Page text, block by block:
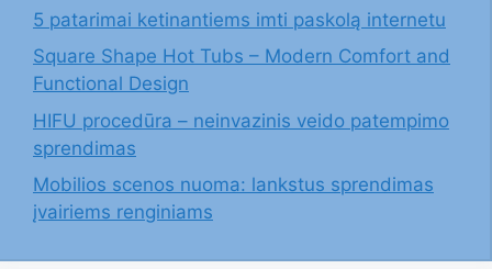
5 patarimai ketinantiems imti paskolą internetu
Square Shape Hot Tubs – Modern Comfort and
Functional Design
HIFU procedūra – neinvazinis veido patempimo
sprendimas
Mobilios scenos nuoma: lankstus sprendimas
įvairiems renginiams